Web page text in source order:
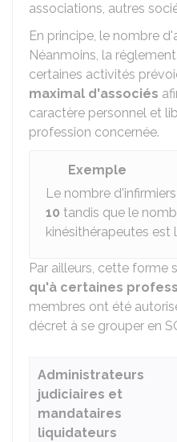
associations, autres
En principe, le nombre
Néanmoins, la
certaines activités
maximal d'associés
caractère personnel et
profession concernée.
Exemple
Le nombre
10 tandis que le
kinésithérapeutes est
Par ailleurs, cette forme
qu'à certaines
membres ont été
décret à se grouper en
Administrateurs
judiciaires et
mandataires
liquidateurs